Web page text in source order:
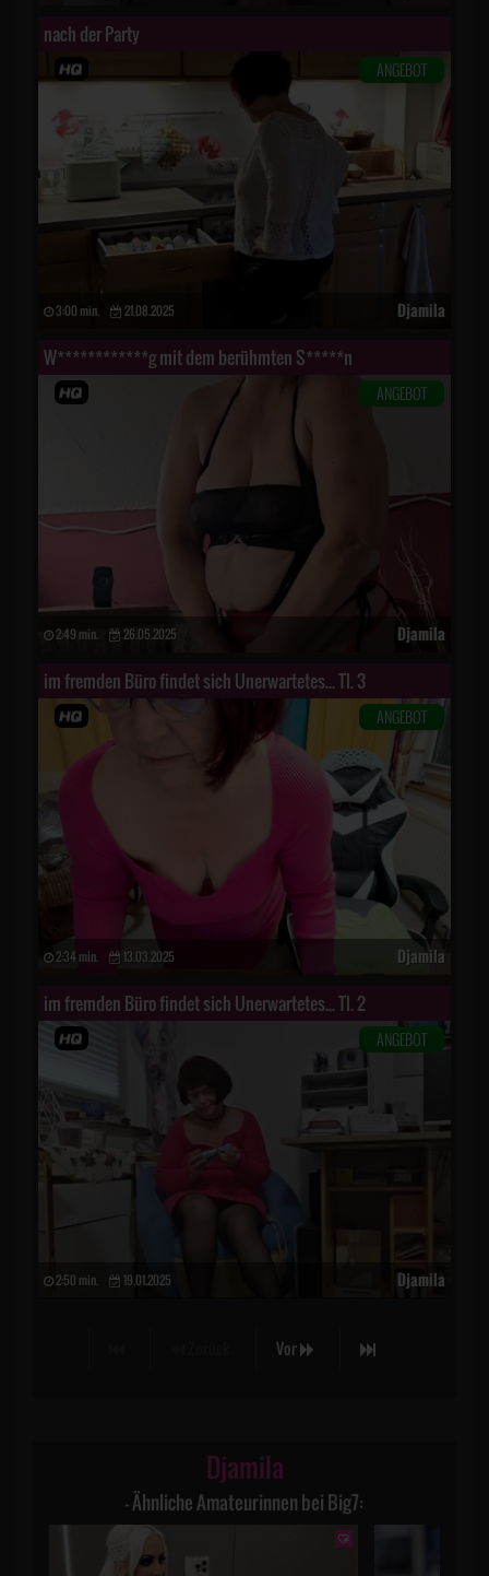
nach der Party
ANGEBOT
3:00 min. 21.08.2025 Djamila
W************g mit dem berühmten S*****n
ANGEBOT
2:49 min. 26.05.2025 Djamila
im fremden Büro findet sich Unerwartetes... Tl. 3
ANGEBOT
2:34 min. 13.03.2025 Djamila
im fremden Büro findet sich Unerwartetes... Tl. 2
ANGEBOT
2:50 min. 19.01.2025 Djamila
Vor
Djamila
– Ähnliche Amateurinnen bei Big7: